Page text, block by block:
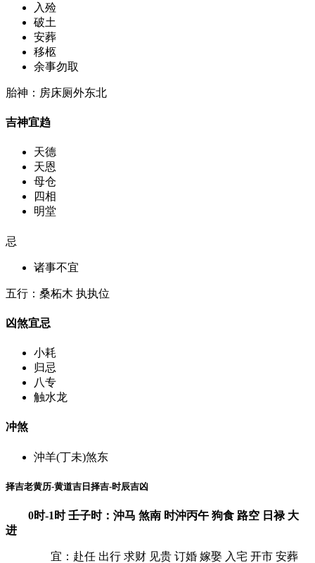
入殓
破土
安葬
移柩
余事勿取
胎神：房床厕外东北
吉神宜趋
天德
天恩
母仓
四相
明堂
忌
诸事不宜
五行：桑柘木 执执位
凶煞宜忌
小耗
归忌
八专
触水龙
冲煞
沖羊(丁未)煞东
择吉老黄历-黄道吉日择吉-时辰吉凶
0时-1时 壬子时：沖马 煞南 时沖丙午 狗食 路空 日禄 大
进
宜：赴任 出行 求财 见贵 订婚 嫁娶 入宅 开市 安葬